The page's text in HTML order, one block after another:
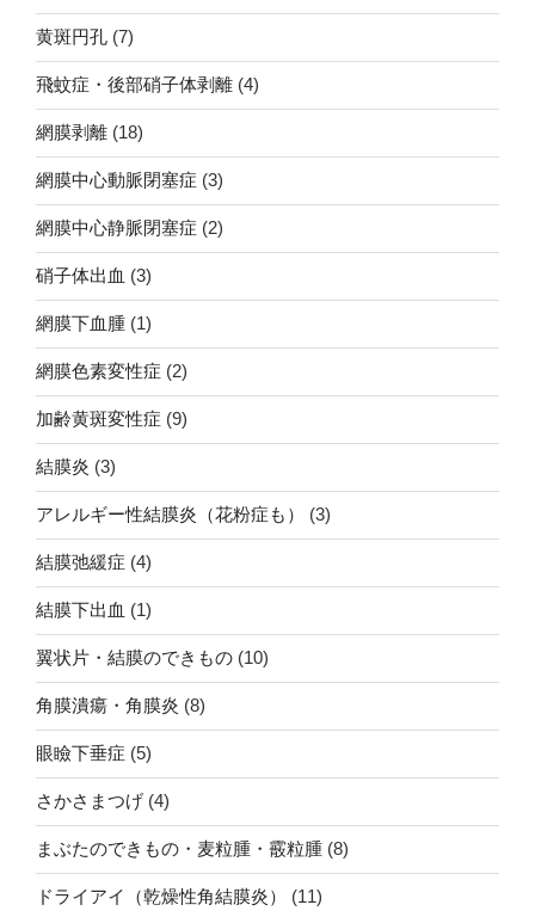
黄斑円孔 (7)
飛蚊症・後部硝子体剥離 (4)
網膜剥離 (18)
網膜中心動脈閉塞症 (3)
網膜中心静脈閉塞症 (2)
硝子体出血 (3)
網膜下血腫 (1)
網膜色素変性症 (2)
加齢黄斑変性症 (9)
結膜炎 (3)
アレルギー性結膜炎（花粉症も） (3)
結膜弛緩症 (4)
結膜下出血 (1)
翼状片・結膜のできもの (10)
角膜潰瘍・角膜炎 (8)
眼瞼下垂症 (5)
さかさまつげ (4)
まぶたのできもの・麦粒腫・霰粒腫 (8)
ドライアイ（乾燥性角結膜炎） (11)